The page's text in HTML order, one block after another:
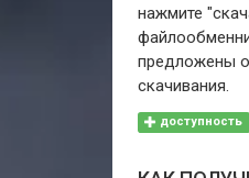
нажмите
предложены
скачивания.
доступность